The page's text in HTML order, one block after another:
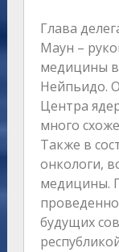
Глава
Маун –
медицины
Нейпьидо.
Центра
много
Также в
онкологи,
медицины.
будущих